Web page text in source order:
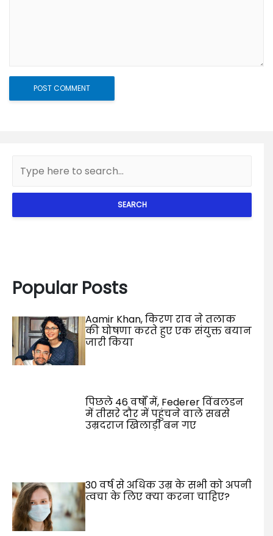
SEARCH
Popular Posts
Aamir Khan, किरण राव ने तलाक
की घोषणा करते हुए एक संयुक्त बयान
जारी किया
पिछले 46 वर्षों में, Federer विंबलडन
में तीसरे दौर में पहुंचने वाले सबसे
उम्रदराज खिलाड़ी बन गए
30 वर्ष से अधिक उम्र के सभी को अपनी
त्वचा के लिए क्या करना चाहिए?